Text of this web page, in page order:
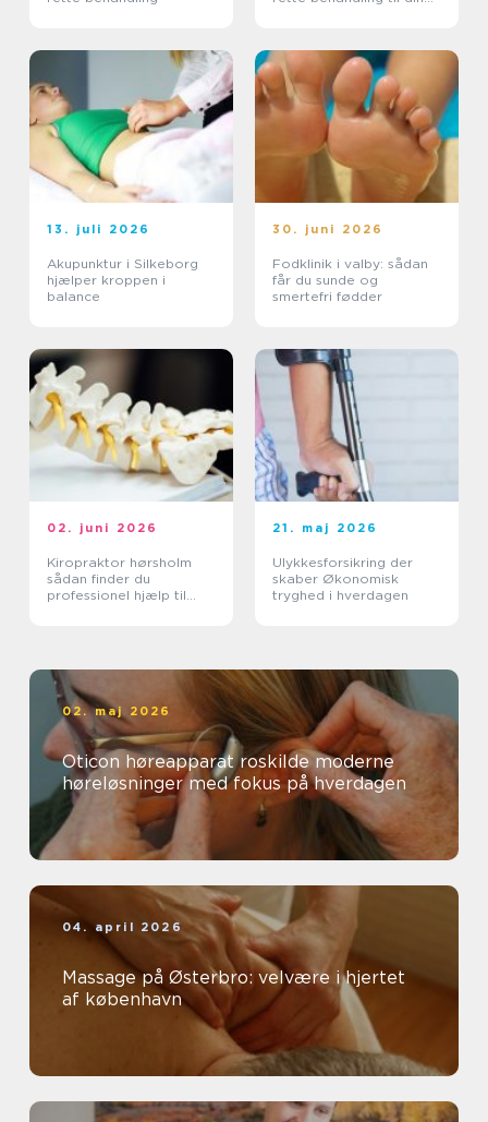
13. juli 2026
Akupunktur i Silkeborg
hjælper kroppen i
balance
30. juni 2026
Fodklinik i valby: sådan
får du sunde og
smertefri fødder
02. juni 2026
Kiropraktor hørsholm
sådan finder du
professionel hjælp til
21. maj 2026
Ulykkesforsikring der
skaber Økonomisk
tryghed i hverdagen
02. maj 2026
Oticon høreapparat roskilde moderne
høreløsninger med fokus på hverdagen
04. april 2026
Massage på Østerbro: velvære i hjertet
af københavn